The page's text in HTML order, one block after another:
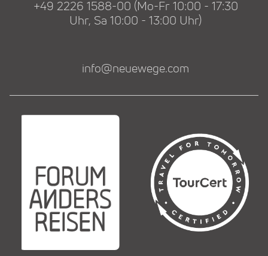
+49 2226 1588-00 (Mo-Fr 10:00 - 17:30
Uhr, Sa 10:00 - 13:00 Uhr)
info@neuewege.com